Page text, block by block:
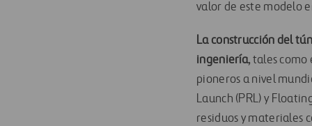
valor de este modelo
La construcción del
ingeniería, tales como
pioneros a nivel
Launch (PRL) y
residuos y materiales